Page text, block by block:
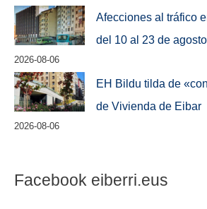
Afecciones al tráfico
del 10 al 23 de
2026-08-06
EH Bildu tilda de
de Vivienda de Eibar
2026-08-06
Facebook eiberri.eus